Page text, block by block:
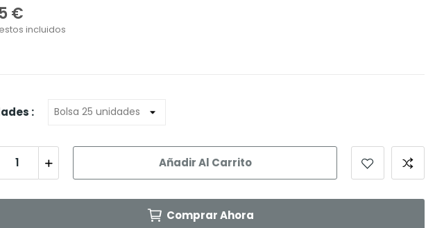
€
incluidos
:
Añadir Al Carrito
Comprar Ahora